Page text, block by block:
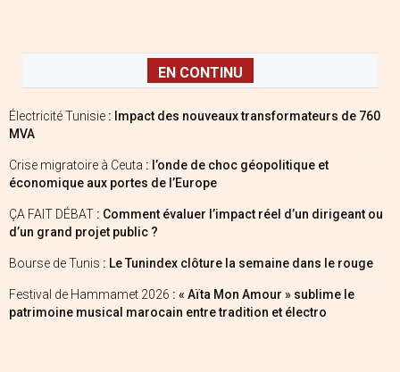
EN CONTINU
Électricité Tunisie : Impact des nouveaux transformateurs de 760
MVA
Crise migratoire à Ceuta : l’onde de choc géopolitique et
économique aux portes de l’Europe
ÇA FAIT DÉBAT : Comment évaluer l’impact réel d’un dirigeant ou
d’un grand projet public ?
Bourse de Tunis : Le Tunindex clôture la semaine dans le rouge
Festival de Hammamet 2026 : « Aïta Mon Amour » sublime le
patrimoine musical marocain entre tradition et électro